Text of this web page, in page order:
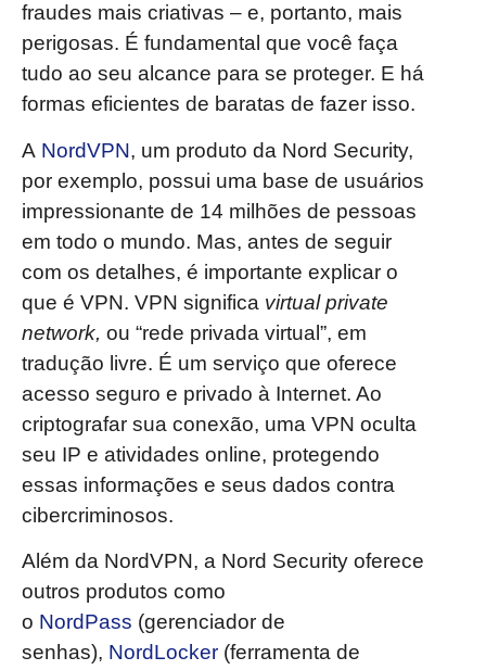
fraudes mais criativas – e, portanto, mais
perigosas. É fundamental que você faça
tudo ao seu alcance para se proteger. E há
formas eficientes de baratas de fazer isso.
A NordVPN, um produto da Nord Security,
por exemplo, possui uma base de usuários
impressionante de 14 milhões de pessoas
em todo o mundo. Mas, antes de seguir
com os detalhes, é importante explicar o
que é VPN. VPN significa virtual private
network, ou “rede privada virtual”, em
tradução livre. É um serviço que oferece
acesso seguro e privado à Internet. Ao
criptografar sua conexão, uma VPN oculta
seu IP e atividades online, protegendo
essas informações e seus dados contra
cibercriminosos.
Além da NordVPN, a Nord Security oferece
outros produtos como
o NordPass (gerenciador de
senhas), NordLocker (ferramenta de